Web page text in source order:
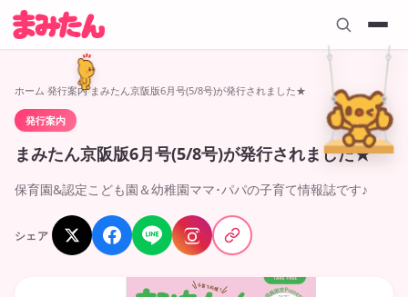
ホーム 発行案内›まみたん京阪版6月号(5/8号)が発行されました★
発行案内 2026.05.08
まみたん京阪版6月号(5/8号)が発行されました★
保育園&認定こども園＆幼稚園ママ･パパの子育て情報誌です♪
シェア